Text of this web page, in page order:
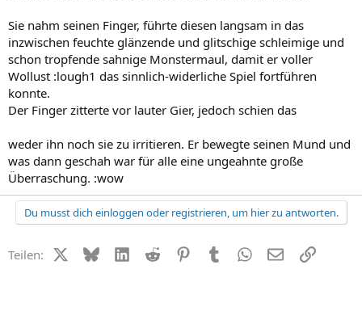
Sie nahm seinen Finger, führte diesen langsam in das
inzwischen feuchte glänzende und glitschige schleimige und
schon tropfende sahnige Monstermaul, damit er voller
Wollust :lough1 das sinnlich-widerliche Spiel fortführen
konnte.
Der Finger zitterte vor lauter Gier, jedoch schien das
weder ihn noch sie zu irritieren. Er bewegte seinen Mund und
was dann geschah war für alle eine ungeahnte große
Überraschung. :wow
Du musst dich einloggen oder registrieren, um hier zu antworten.
Teilen: X (Twitter)
BlueskyLinkedIn
Reddit PinterestTumblr WhatsApp
E-MailLink